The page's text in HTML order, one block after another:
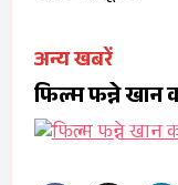
अन्य खबरें
फिल्म फन्ने खान